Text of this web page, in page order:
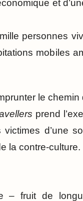
et
personnes
mobiles
le chemin
prend
d’une
la contre-culture.
– fruit de